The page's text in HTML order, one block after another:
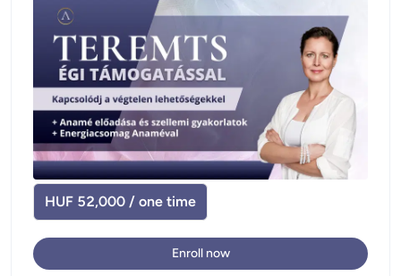
HUF 52,000 / one time
Enroll now